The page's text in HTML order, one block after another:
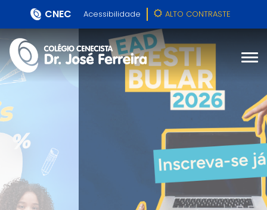
CNEC Acessibilidade ALTO CONTRASTE